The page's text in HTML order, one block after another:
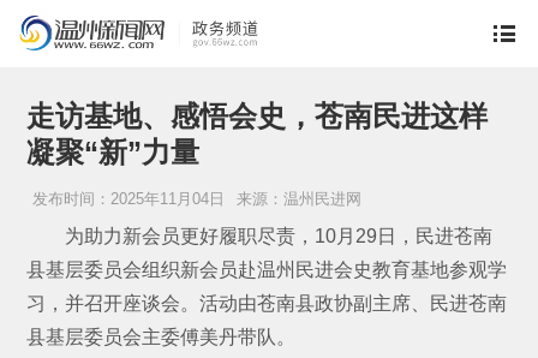
走访基地、感悟会史，苍南民进这样
凝聚“新”力量
发布时间：2025年11月04日 来源：温州民进网
为助力新会员更好履职尽责，10月29日，民进苍南
县基层委员会组织新会员赴温州民进会史教育基地参观学
习，并召开座谈会。活动由苍南县政协副主席、民进苍南
县基层委员会主委傅美丹带队。